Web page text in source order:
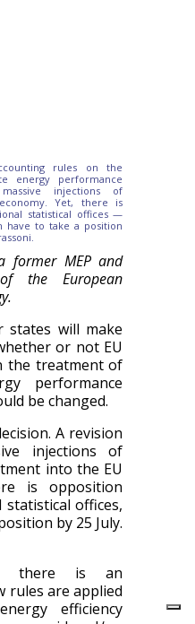
rules on the
energy performance
injections of
Yet, there is
statistical offices —
have to take a position
former MEP and
the European
states will make
or not EU
the treatment of
performance
be changed.
A revision
injections of
into the EU
is opposition
offices,
by 25 July.
there is an
rules are applied
efficiency